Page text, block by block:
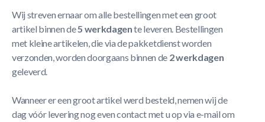
Wij streven ernaar om alle bestellingen met een groot
artikel binnen de5 werkdagente leveren. Bestellingen
met kleine artikelen, die via de pakketdienst worden
verzonden, worden doorgaans binnen de 2 werkdagen
geleverd.
Wanneer er een groot artikel werd besteld, nemen wij de
dag vóór levering nog even contact met u op via e-mail om